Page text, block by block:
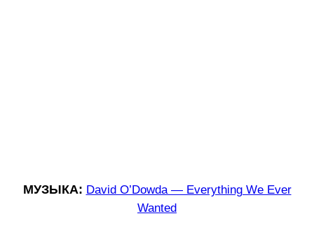
МУЗЫКА: David O’Dowda — Everything We Ever
Wanted